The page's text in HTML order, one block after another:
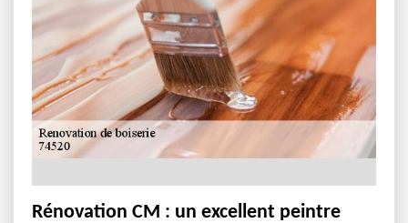
Rénovation CM : un excellent peintre